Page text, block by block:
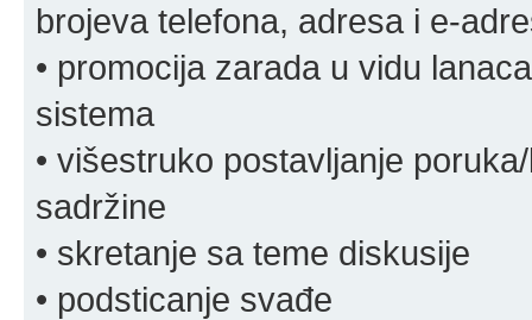
brojeva telefona, adresa i e-
• promocija zarada u vidu
sistema
• višestruko postavljanje
sadržine
• skretanje sa teme diskusije
• podsticanje svađe